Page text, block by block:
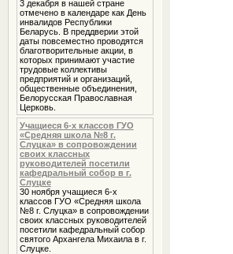
3 декабря в нашей стране
отмечено в календаре как День
инвалидов Республики
Беларусь. В преддверии этой
даты повсеместно проводятся
благотворительные акции, в
которых принимают участие
трудовые коллективы
предприятий и организаций,
общественные объединения,
Белорусская Православная
Церковь.
Учащиеся 6-х классов ГУО
«Средняя школа №8 г.
Слуцка» в сопровождении
своих классных
руководителей посетили
кафедральный собор в г.
Слуцке
30 ноября учащиеся 6-х
классов ГУО «Средняя школа
№8 г. Слуцка» в сопровождении
своих классных руководителей
посетили кафедральный собор
святого Архангела Михаила в г.
Слуцке.